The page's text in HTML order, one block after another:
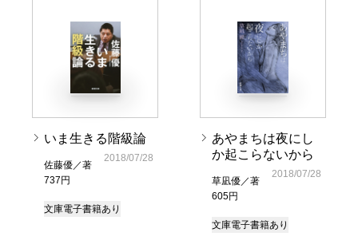
いま生きる階級論
佐藤優／著
737円
2018/07/28
文庫電子書籍あり
あやまちは夜にし
か起こらないから
草凪優／著
605円
2018/07/28
文庫電子書籍あり